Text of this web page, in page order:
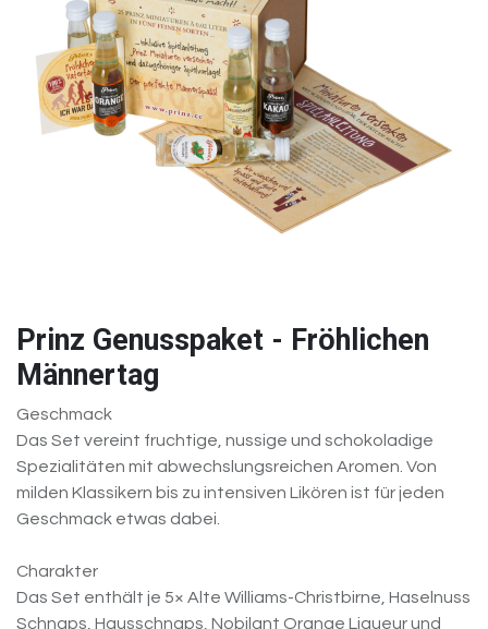
Prinz Genusspaket - Fröhlichen
Männertag
Geschmack
Das Set vereint fruchtige, nussige und schokoladige
Spezialitäten mit abwechslungsreichen Aromen. Von
milden Klassikern bis zu intensiven Likören ist für jeden
Geschmack etwas dabei.
Charakter
Das Set enthält je 5× Alte Williams-Christbirne, Haselnuss
Schnaps, Hausschnaps, Nobilant Orange Liqueur und